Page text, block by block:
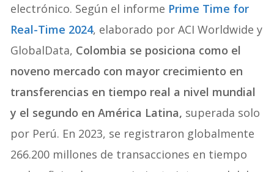
electrónico. Según el informe Prime Time for
Real-Time 2024, elaborado por ACI Worldwide y
GlobalData, Colombia se posiciona como el
noveno mercado con mayor crecimiento en
transferencias en tiempo real a nivel mundial
y el segundo en América Latina, superada solo
por Perú. En 2023, se registraron globalmente
266.200 millones de transacciones en tiempo